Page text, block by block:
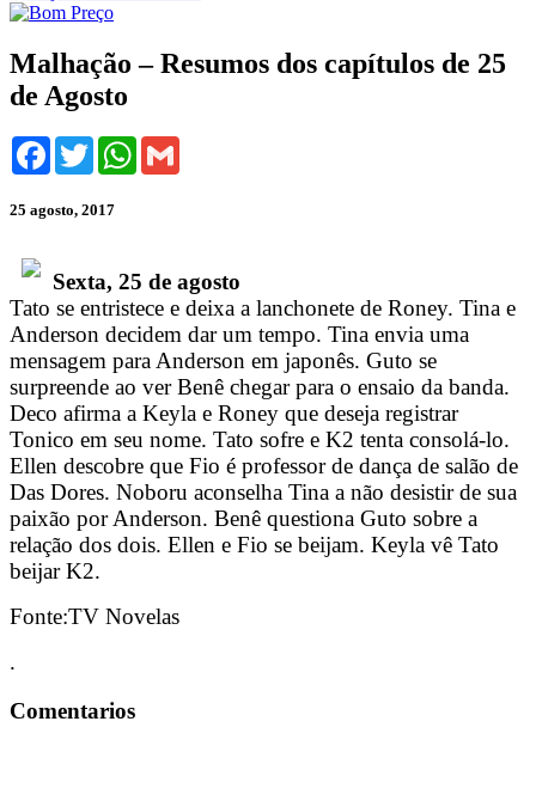
Malhação – Resumos dos capítulos de 25
de Agosto
Facebook
TwitterWhatsApp
25 agosto, 2017
Sexta, 25 de agosto
Tato se entristece e deixa a lanchonete de Roney. Tina e
Anderson decidem dar um tempo. Tina envia uma
mensagem para Anderson em japonês. Guto se
surpreende ao ver Benê chegar para o ensaio da banda.
Deco afirma a Keyla e Roney que deseja registrar
Tonico em seu nome. Tato sofre e K2 tenta consolá-lo.
Ellen descobre que Fio é professor de dança de salão de
Das Dores. Noboru aconselha Tina a não desistir de sua
paixão por Anderson. Benê questiona Guto sobre a
relação dos dois. Ellen e Fio se beijam. Keyla vê Tato
beijar K2.
Fonte:TV Novelas
.
Comentarios